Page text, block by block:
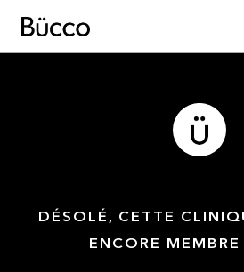
DÉSOLÉ, CETTE
ENCORE